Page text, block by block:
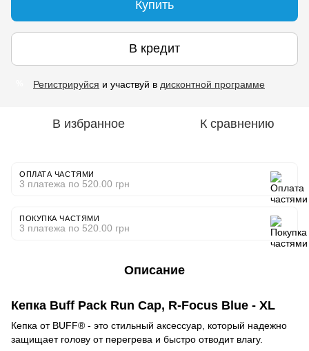
Купить
В кредит
Регистрируйся и участвуй в дисконтной программе
В избранное К сравнению
ОПЛАТА ЧАСТЯМИ
3 платежа по 520.00 грн
ПОКУПКА ЧАСТЯМИ
3 платежа по 520.00 грн
Описание
Кепка Buff Pack Run Cap, R-Focus Blue - XL
Кепка от BUFF® - это стильный аксессуар, который надежно
защищает голову от перегрева и быстро отводит влагу.